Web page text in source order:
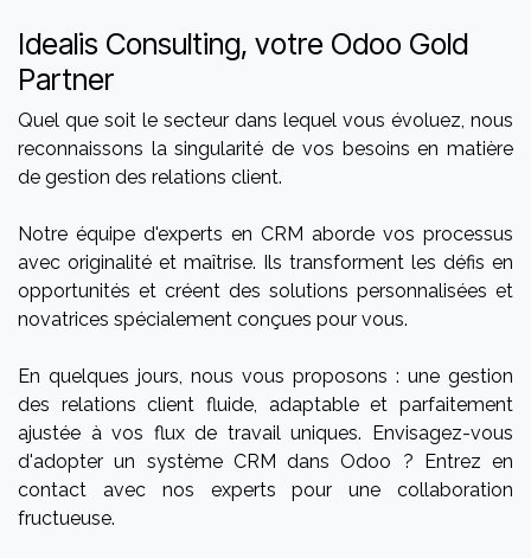
Idealis Consulting, votre Odoo Gold
Partner
Quel que soit le secteur dans lequel vous évoluez, nous
reconnaissons la singularité de vos besoins en matière
de gestion des relations client.
Notre équipe d'experts en CRM aborde vos processus
avec originalité et maîtrise. Ils transforment les défis en
opportunités et créent des solutions personnalisées et
novatrices spécialement conçues pour vous.
En quelques jours, nous vous proposons : une gestion
des relations client fluide, adaptable et parfaitement
ajustée à vos flux de travail uniques. Envisagez-vous
d'adopter un système CRM dans Odoo ? Entrez en
contact avec nos experts pour une collaboration
fructueuse.